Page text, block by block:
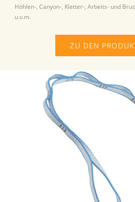
Höhlen-, Canyon-, Kletter-, Arbeits- und
u.v.m.
ZU DEN